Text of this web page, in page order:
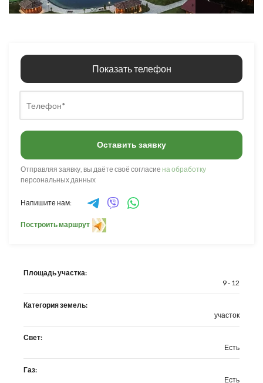
Показать телефон
Оставить заявку
Отправляя заявку, вы даёте своё согласие на обработку
персональных данных
Напишите нам:
Построить маршрут
Площадь участка:
9 - 12
Категория земель:
участок
Свет:
Есть
Газ:
Есть